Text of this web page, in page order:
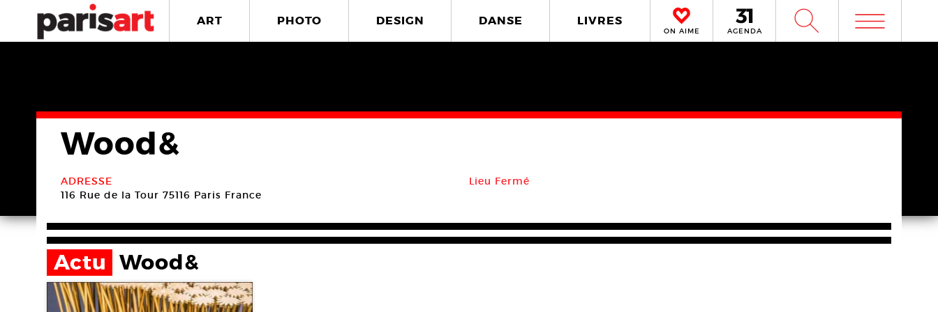
ART PHOTO DESIGN DANSE LIVRES
ON AIME AGENDA W m
Wood&
ADRESSE
116 Rue de la Tour 75116 Paris France
Lieu Fermé
Actu Wood&